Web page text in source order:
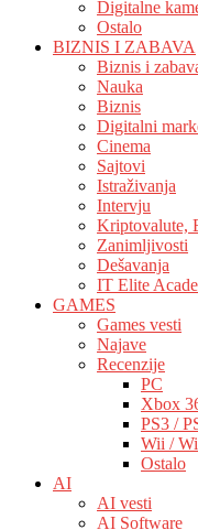
Digitalne
Ostalo
BIZNIS I ZABAVA
Biznis i
Nauka
Biznis
Digitalni
Cinema
Sajtovi
Istraživanja
Intervju
Kriptovalute,
Zanimljivosti
Dešavanja
IT Elite
GAMES
Games vesti
Najave
Recenzije
PC
Xbox
PS3 /
Wii /
Ostalo
AI
AI vesti
AI Software